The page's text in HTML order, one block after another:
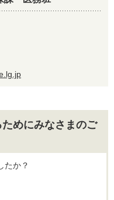
めにみなさまのご
たか？